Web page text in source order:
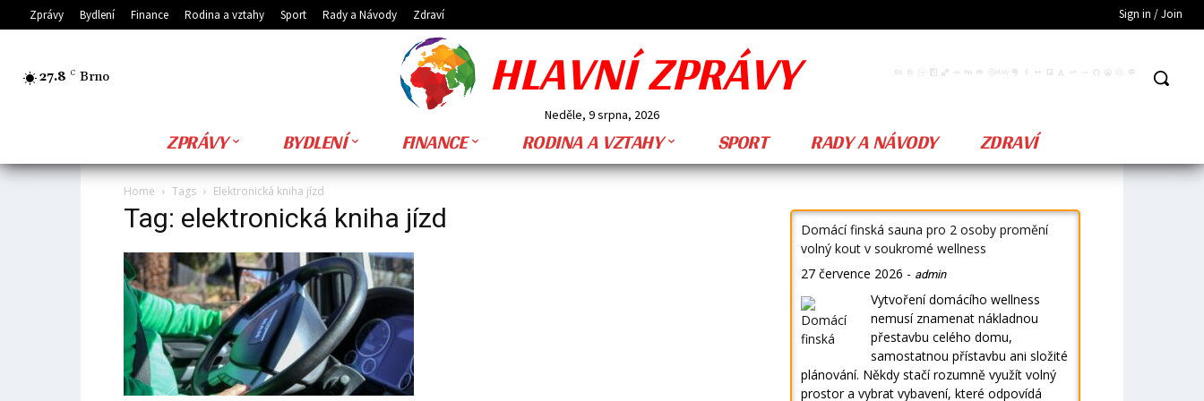
Zprávy Bydlení Finance Rodina a vztahy Sport Rady a Návody Zdraví Sign in / Join
27.8 C Brno HLAVNÍ ZPRÁVY
Neděle, 9 srpna, 2026
ZPRÁVY BYDLENÍ FINANCE RODINA A VZTAHY SPORT RADY A NÁVODY ZDRAVÍ
Home Tags Elektronická kniha jízd
Tag: elektronická kniha jízd
Domácí finská sauna pro 2 osoby promění
volný kout v soukromé wellness
27 července 2026 - admin
Vytvoření domácího wellness
nemusí znamenat nákladnou
přestavbu celého domu,
samostatnou přístavbu ani složité
plánování. Někdy stačí rozumně využít volný
prostor a vybrat vybavení, které odpovídá